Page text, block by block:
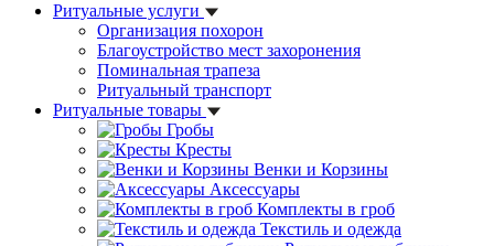
Ритуальные услуги
Организация похорон
Благоустройство мест захоронения
Поминальная трапеза
Ритуальный транспорт
Ритуальные товары
Гробы
Кресты
Венки и Корзины
Аксессуары
Комплекты в гроб
Текстиль и одежда